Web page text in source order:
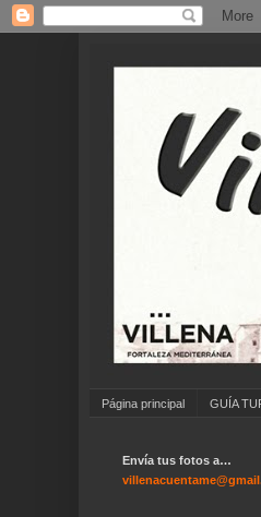
Página principal GUÍA
...
Envía tus fotos a…